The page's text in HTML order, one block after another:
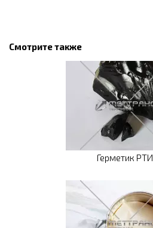
Смотрите также
Герметик РТИ